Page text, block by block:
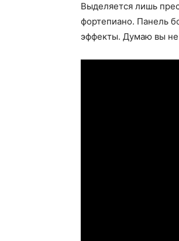
Выделяется лишь
фортепиано. Панель
эффекты. Думаю вы не